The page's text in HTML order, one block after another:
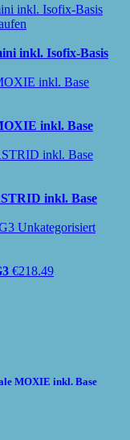
inkl. Isofix-Basis
inkl. Base
inkl. Base
€218.49
MOXIE inkl. Base